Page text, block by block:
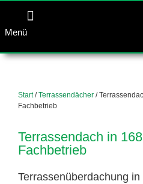
Menü
Start/Terrassendächer /
Fachbetrieb
Terrassendach in
Fachbetrieb
Terrassenüberdachung